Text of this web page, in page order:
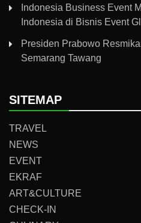
Indonesia Business Event
Indonesia di Bisnis Event
Presiden Prabowo
Semarang Tawang
SITEMAP
TRAVEL
NEWS
EVENT
EKRAF
ART&CULTURE
CHECK-IN